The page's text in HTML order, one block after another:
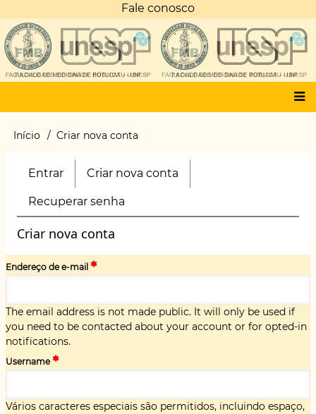
Fale conosco
Main
Trilha
navegação
Início Criar nova conta
Primary
Entrar Criar nova conta
ativa)
Recuperar senha
Criar nova conta
Endereço de e-mail
The email address is not made public. It will only be used if
you need to be contacted about your account or for opted-in
notifications.
Username
Vários caracteres especiais são permitidos, incluindo espaço,